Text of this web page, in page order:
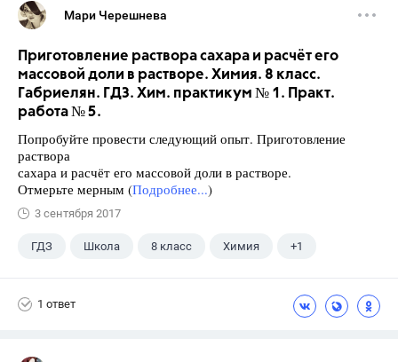
Мари Черешнева
Приготовление раствора сахара и расчёт его
массовой доли в растворе. Химия. 8 класс.
Габриелян. ГДЗ. Хим. практикум № 1. Практ.
работа № 5.
Попробуйте провести следующий опыт. Приготовление
раствора
сахара и расчёт его массовой доли в растворе.
Отмерьте мерным (Подробнее...)
3 сентября 2017
ГДЗ Школа 8 класс Химия +1
1 ответ